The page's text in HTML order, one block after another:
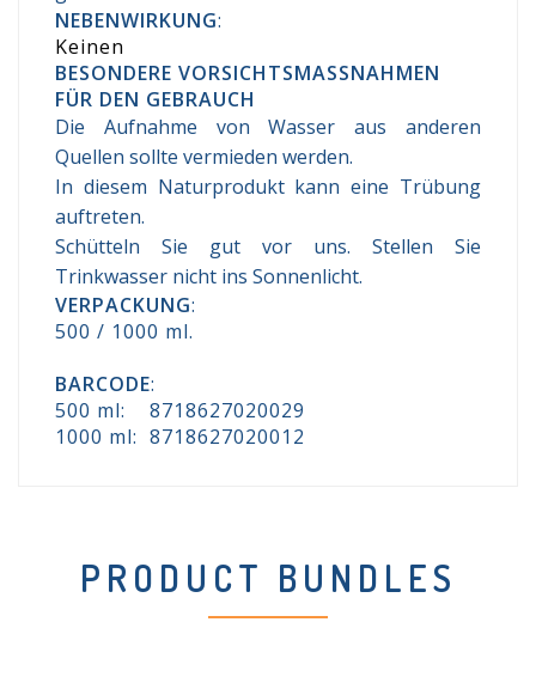
NEBENWIRKUNG:
Keinen
BESONDERE VORSICHTSMASSNAHMEN
FÜR DEN GEBRAUCH
Die Aufnahme von Wasser aus anderen
Quellen sollte vermieden werden.
In diesem Naturprodukt kann eine Trübung
auftreten.
Schütteln Sie gut vor uns. Stellen Sie
Trinkwasser nicht ins Sonnenlicht.
VERPACKUNG:
500 / 1000 ml.
BARCODE:
500 ml: 8718627020029
1000 ml: 8718627020012
PRODUCT BUNDLES